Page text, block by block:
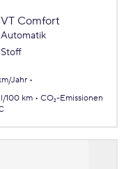
Comfort
Automatik
Stoff
Jahr
100 km
CO₂-Emissionen